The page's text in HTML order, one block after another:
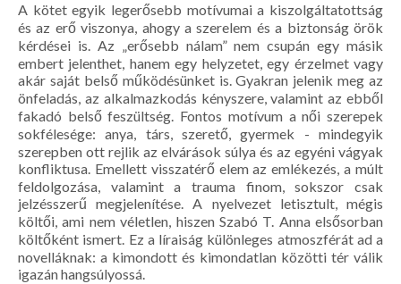
A kötet egyik legerősebb motívumai a kiszolgáltatottság
és az erő viszonya, ahogy a szerelem és a biztonság örök
kérdései is. Az „erősebb nálam” nem csupán egy másik
embert jelenthet, hanem egy helyzetet, egy érzelmet vagy
akár saját belső működésünket is. Gyakran jelenik meg az
önfeladás, az alkalmazkodás kényszere, valamint az ebből
fakadó belső feszültség. Fontos motívum a női szerepek
sokfélesége: anya, társ, szerető, gyermek - mindegyik
szerepben ott rejlik az elvárások súlya és az egyéni vágyak
konfliktusa. Emellett visszatérő elem az emlékezés, a múlt
feldolgozása, valamint a trauma finom, sokszor csak
jelzésszerű megjelenítése. A nyelvezet letisztult, mégis
költői, ami nem véletlen, hiszen Szabó T. Anna elsősorban
költőként ismert. Ez a líraiság különleges atmoszférát ad a
novelláknak: a kimondott és kimondatlan közötti tér válik
igazán hangsúlyossá.